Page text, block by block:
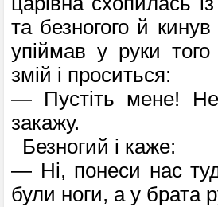
та безногого й
упіймав у руки
змій і проситься:
— Пустіть мене! Не
закажу.
Безногий і каже:
— Ні, понеси нас
були ноги, а у брата